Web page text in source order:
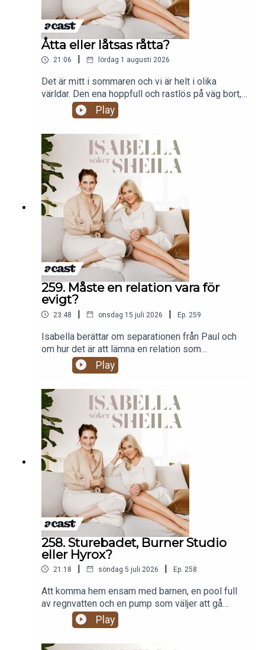
Åtta eller låtsas råtta?
21:06 lördag 1 augusti 2026
Det är mitt i sommaren och vi är helt i olika
världar. Den ena hoppfull och rastlös på väg bort,
den andra så avkopplad att PT:n är helt förvirrad.
Separat framhållen glädje eller genuin
sommareufori? Vi snusar, dricker kaffe till
blodtrycket stiger, tar sömntabletter och undrar
om det är en riktig åtta eller bara en låtsas råtta.
Plus: vi hämtar Gillis från Gotland och pratar om
flockbeteende på Instagram. Produceras av More
Than Words
Play
259. Måste en relation vara för
evigt?
23:48 | onsdag 15 juli 2026 | Ep. 259
Isabella berättar om separationen från Paul och
om hur det är att lämna en relation som
fortfarande är varm, trygg och kärleksfull. För
ibland tar kärleken inte slut med ett stort bråk
rädslan för att bli sedd som ett varumärke snarare
än som person, om män som redan hör av sig och
om vad som egentligen händer den dagen man
blir sådär riktigt, irrationellt kär igen.Produceras
av More Than Words
Play
258. Sturebadet, Burner Studio
eller Hyrox?
21:18 | söndag 5 juli 2026 | Ep. 258
Att komma hem ensam med barnen, en pool full
av regnvatten och en pump som väljer att gå
sönder mitt under kvällsmyset. Vi pratar om varför
barn (och vuxna) mår bra av att få kämpa mot ett
Play